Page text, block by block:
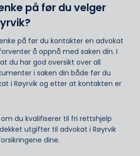
på før du velger
på før du kontakter en advokat
å oppnå med saken din. I
du har god oversikt over all
i saken din både før du
i Røyrvik og etter at kontakten er
du kvalifiserer til fri rettshjelp
utgifter til advokat i Røyrvik
dine.